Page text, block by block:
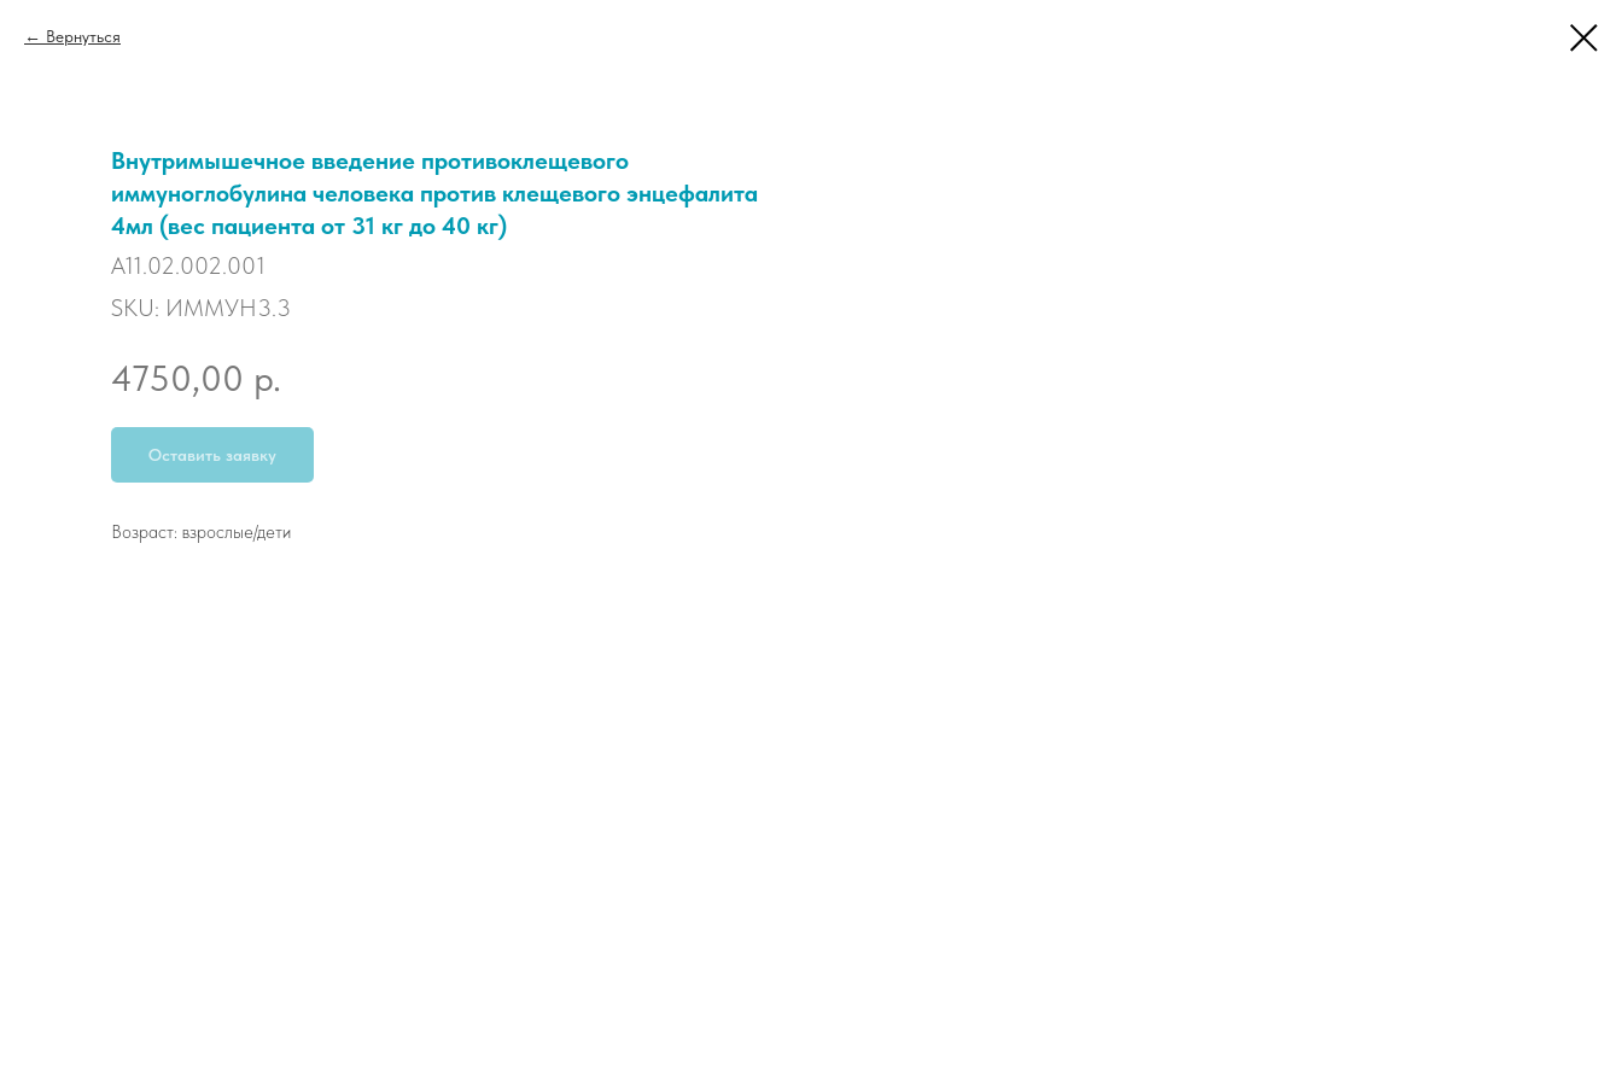
Вернуться
Внутримышечное введение противоклещевого
иммуноглобулина человека против клещевого энцефалита
4мл (вес пациента от 31 кг до 40 кг)
A11.02.002.001
SKU: ИММУН3.3
4750,00 р.
Оставить заявку
Возраст: взрослые/дети